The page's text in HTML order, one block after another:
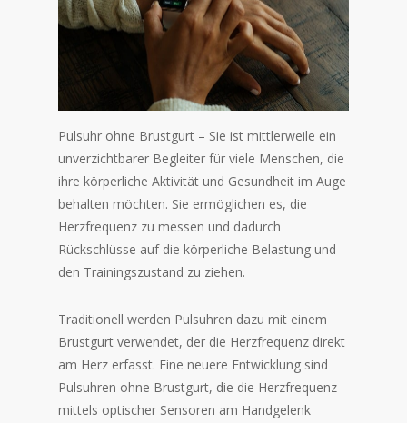
Pulsuhr ohne Brustgurt – Sie ist mittlerweile ein
unverzichtbarer Begleiter für viele Menschen, die
ihre körperliche Aktivität und Gesundheit im Auge
behalten möchten. Sie ermöglichen es, die
Herzfrequenz zu messen und dadurch
Rückschlüsse auf die körperliche Belastung und
den Trainingszustand zu ziehen.
Traditionell werden Pulsuhren dazu mit einem
Brustgurt verwendet, der die Herzfrequenz direkt
am Herz erfasst. Eine neuere Entwicklung sind
Pulsuhren ohne Brustgurt, die die Herzfrequenz
mittels optischer Sensoren am Handgelenk